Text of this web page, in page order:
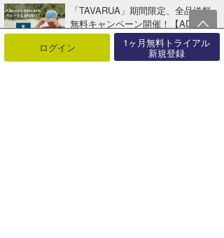
「TAVARUA」期間限定、全品送料
無料キャンペーン開催！【AD】
07月25日
ログイン 1ヶ月無料トライアル
新規登録